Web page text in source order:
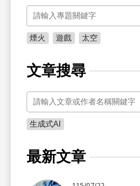
關鍵字
煙火 遊戲 太空
文章搜尋
關鍵字
生成式AI
最新文章